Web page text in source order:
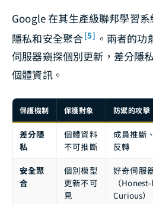
Google 在其生產級聯邦學習
隱私和安全聚合[5] 。兩者的
伺服器窺探個別更新，差分隱
個體資訊。
保護機制 保護對象 防禦的攻擊
差分隱
私
個體資料
不可推斷
成員推斷
反轉
安全聚
合
個別模型
更新不可
見
好奇伺服
（
Curious）